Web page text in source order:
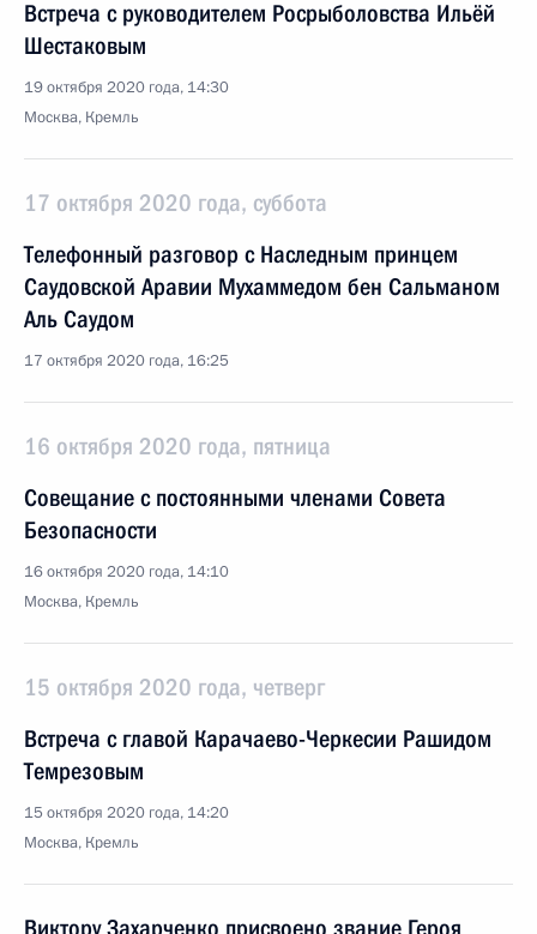
Встреча с руководителем Росрыболовства Ильёй
Шестаковым
19 октября 2020 года, 14:30
Москва, Кремль
17 октября 2020 года, суббота
Телефонный разговор с Наследным принцем
Саудовской Аравии Мухаммедом бен Сальманом
Аль Саудом
17 октября 2020 года, 16:25
16 октября 2020 года, пятница
Совещание с постоянными членами Совета
Безопасности
16 октября 2020 года, 14:10
Москва, Кремль
15 октября 2020 года, четверг
Встреча с главой Карачаево-Черкесии Рашидом
Темрезовым
15 октября 2020 года, 14:20
Москва, Кремль
Виктору Захарченко присвоено звание Героя